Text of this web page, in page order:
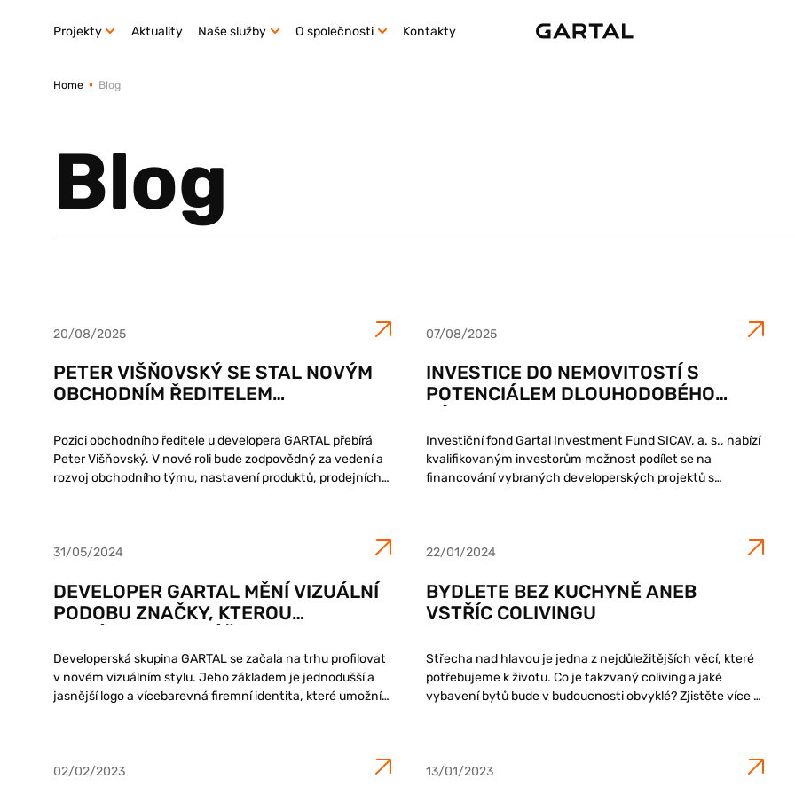
Projekty Aktuality Naše služby O společnosti Kontakty
Home Blog
Blog
20/08/2025
PETER VIŠŇOVSKÝ SE STAL NOVÝM
OBCHODNÍM ŘEDITELEM
Pozici obchodního ředitele u developera GARTAL přebírá
Peter Višňovský. V nové roli bude zodpovědný za vedení a
rozvoj obchodního týmu, nastavení produktů, prodejních
07/08/2025
INVESTICE DO NEMOVITOSTÍ S
POTENCIÁLEM DLOUHODOBÉHO
Investiční fond Gartal Investment Fund SICAV, a. s., nabízí
kvalifikovaným investorům možnost podílet se na
financování vybraných developerských projektů s
31/05/2024
DEVELOPER GARTAL MĚNÍ VIZUÁLNÍ
PODOBU ZNAČKY, KTEROU
SOLAR DIGITAL
Developerská skupina GARTAL se začala na trhu profilovat
v novém vizuálním stylu. Jeho základem je jednodušší a
jasnější logo a vícebarevná firemní identita, které umožní
22/01/2024
BYDLETE BEZ KUCHYNĚ ANEB
VSTŘÍC COLIVINGU
Střecha nad hlavou je jedna z nejdůležitějších věcí, které
potřebujeme k životu. Co je takzvaný coliving a jaké
vybavení bytů bude v budoucnosti obvyklé? Zjistěte více v
02/02/2023 13/01/2023